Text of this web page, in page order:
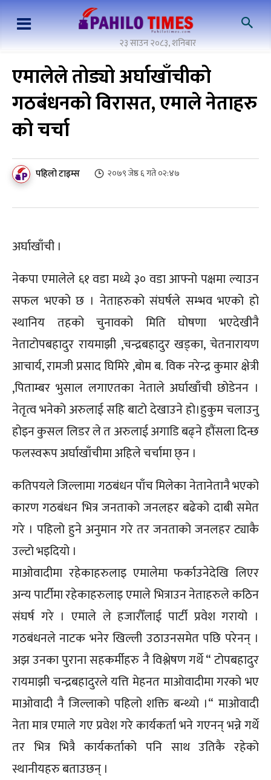
२३ साउन २०८३, शनिबार
एमालेले तोड्यो अर्घाखाँचीको
गठबंधनको विरासत, एमाले नेताहरु
को चर्चा
पहिलो टाइम्स २०७९ जेष्ठ ६ गते ०२:४७
अर्घाखाँची ।
नेकपा एमालेले ६१ वडा मध्ये ३० वडा आफ्नो पक्षमा ल्याउन
सफल भएको छ । नेताहरुको संघर्षले सम्भव भएको हो
स्थानिय तहको चुनावको मिति घोषणा भएदेखीनै
नेताटोपबहादुर रायमाझी ,चन्द्रबहादुर खड्का, चेतनारायण
आचार्य, रामजी प्रसाद घिमिरे ,बोम ब. विक नरेन्द्र कुमार क्षेत्री
,पिताम्बर भुसाल लगाएतका नेताले अर्घाखाँची छोडेनन ।
नेतृत्व भनेको अरुलाई सहि बाटो देखाउने हो।हुकुम चलाउनु
होइन कुसल लिडर ले त अरुलाई अगाडि बढ्ने हौंसला दिन्छ
फलस्वरूप अर्घाखाँचीमा अहिले चर्चामा छ्न ।
कतिपयले जिल्लामा गठबंधन पाँच मिलेका नेतानेतानै भएको
कारण गठबंधन भित्र जनताको जनलहर बढेको दाबी समेत
गरे । पहिलो हुने अनुमान गरे तर जनताको जनलहर ट्याकै
उल्टो भइदियो ।
माओवादीमा रहेकाहरुलाइ एमालेमा फर्काउनेदेखि लिएर
अन्य पार्टीमा रहेकाहरुलाइ एमाले भित्राउन नेताहरुले कठिन
संघर्ष गरे । एमाले ले हजारौँलाई पार्टी प्रवेश गरायो ।
गठबंधनले नाटक भनेर खिल्ली उठाउनसमेत पछि परेनन् ।
अझ उनका पुराना सहकर्मीहरु नै विश्लेषण गर्थे “ टोपबहादुर
रायमाझी चन्द्रबहादुरले यत्ति मेहनत माओवादीमा गरको भए
माओवादी नै जिल्लाको पहिलो शक्ति बन्थ्यो ।“ माओवादी
नेता मात्र एमाले गए प्रवेश गरे कार्यकर्ता भने गएनन् भन्ने गर्थे
तर भित्र भित्रै कार्यकर्ताको पनि साथ उतिकै रहेको
स्थानीयहरु बताउछन् ।